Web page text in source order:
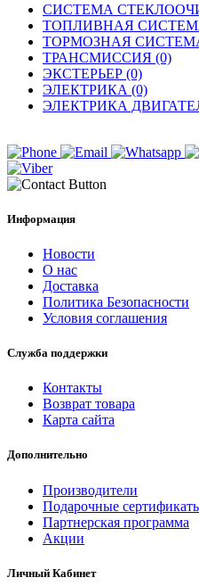
СИСТЕМА
ТОПЛИВНАЯ
ТОРМОЗНАЯ
ТРАНСМИССИЯ (0)
ЭКСТЕРЬЕР (0)
ЭЛЕКТРИКА (0)
ЭЛЕКТРИКА
Информация
Новости
О нас
Доставка
Политика Безопасности
Условия соглашения
Служба поддержки
Контакты
Возврат товара
Карта сайта
Дополнительно
Производители
Подарочные
Партнерская программа
Акции
Личный Кабинет